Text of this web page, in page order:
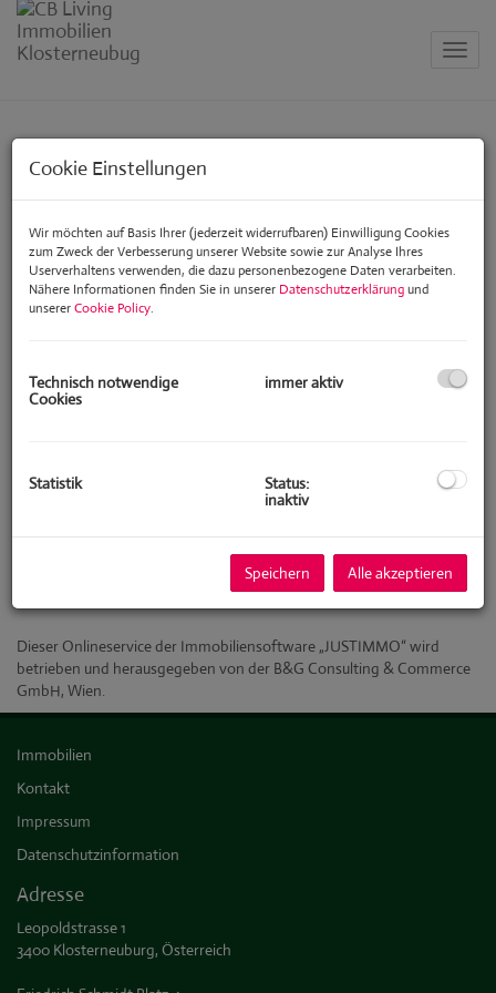
Impressum
CB Living Immobilien GmbH
Firmensitz:
Friedrich-Schmidt-Platz 4 / Top 1a
1080 Wien, Österreich
Standort:
Tel.:+43 699 11 36 22 39
UID: ATU69664446
Firmenbuchgericht: Handelsgericht Wien
ECG: Magistratisches Bezirksamt des VIII. Bezirkes
Mitglied der Wirtschaftskammer Wien
Dieser Onlineservice der Immobiliensoftware „JUSTIMMO“ wird
betrieben und herausgegeben von der B&G Consulting & Commerce
GmbH, Wien.
Immobilien
Kontakt
Impressum
Datenschutzinformation
Adresse
Leopoldstrasse 1
3400 Klosterneuburg, Österreich
Cookie Einstellungen
Wir möchten auf Basis Ihrer (jederzeit widerrufbaren) Einwilligung Cookies
zum Zweck der Verbesserung unserer Website sowie zur Analyse Ihres
Userverhaltens verwenden, die dazu personenbezogene Daten verarbeiten.
Nähere Informationen finden Sie in unserer Datenschutzerklärungund
unsererCookie Policy.
Technisch notwendige
Cookies
immer aktiv
Statistik
Status:
inaktiv
Speichern Alle akzeptieren